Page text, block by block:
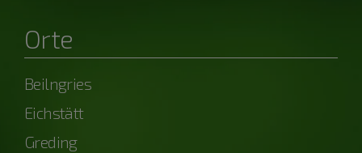
Orte
Beilngries
Eichstätt
Greding